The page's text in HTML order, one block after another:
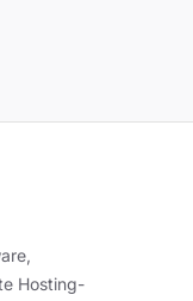
Hosting-